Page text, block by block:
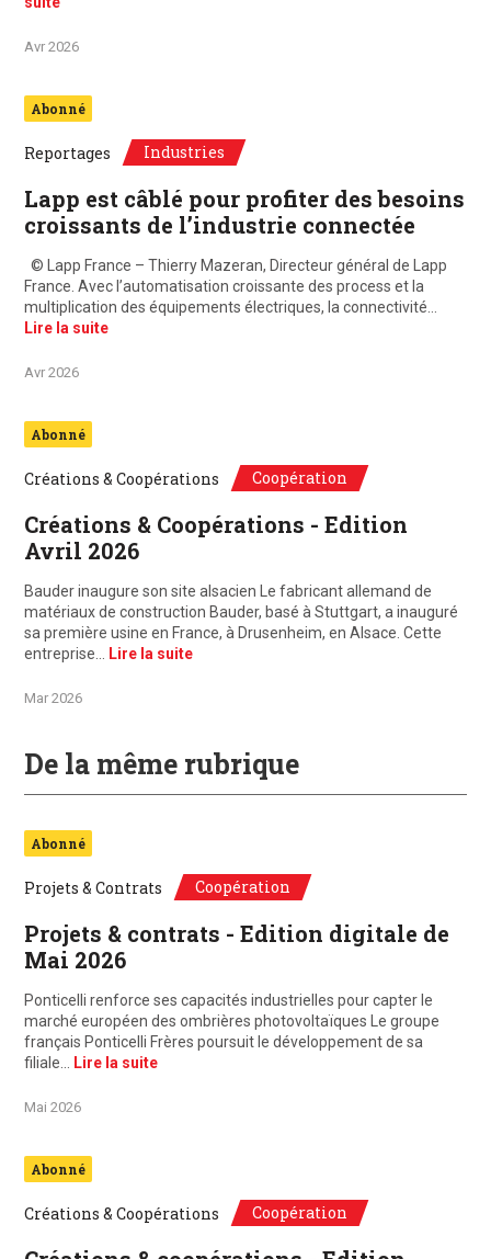
Avr 2026
Abonné
Reportages Industries
Lapp est câblé pour profiter des besoins
croissants de l’industrie connectée
© Lapp France – Thierry Mazeran, Directeur général de Lapp
France. Avec l’automatisation croissante des process et la
multiplication des équipements électriques, la connectivité…
Lire la suite
Avr 2026
Abonné
Créations & Coopérations Coopération
Créations & Coopérations - Edition
Avril 2026
Bauder inaugure son site alsacien Le fabricant allemand de
matériaux de construction Bauder, basé à Stuttgart, a inauguré
sa première usine en France, à Drusenheim, en Alsace. Cette
entreprise…
Lire la suite
Mar 2026
De la même rubrique
Abonné
Projets & Contrats Coopération
Projets & contrats - Edition digitale de
Mai 2026
Ponticelli renforce ses capacités industrielles pour capter le
marché européen des ombrières photovoltaïques Le groupe
français Ponticelli Frères poursuit le développement de sa
filiale…
Lire la suite
Mai 2026
Abonné
Créations & Coopérations Coopération